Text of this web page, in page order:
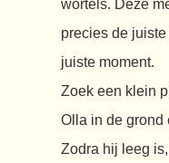
wortels. Deze
precies de
juiste moment.
Zoek een klein
Olla in de grond
Zodra hij leeg